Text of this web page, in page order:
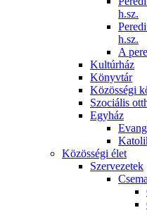
h.sz.
h.sz.
A
Kultúrház
Könyvtár
Közösségi
Szociális
Egyház
Közösségi élet
Szervezetek